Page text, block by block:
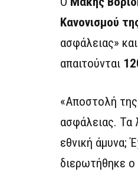
Κανονισμού
ασφάλειας»
απαιτούνται
«Αποστολή της
ασφάλειας. Τα
εθνική άμυνα;
διερωτήθηκε